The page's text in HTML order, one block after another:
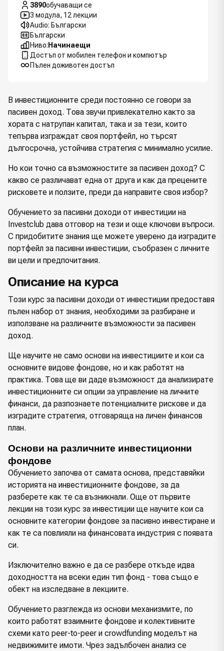
3890обучаващи се
3 модула, 12 лекции
Audio: Български
Български
Ниво: Начинаещи
Достъп от мобилен телефон и компютър
Пълен доживотен достъп
В инвестиционните среди постоянно се говори за
пасивен доход. Това звучи привлекателно както за
хората с натрупан капитал, така и за тези, които
тепърва изграждат своя портфейл, но търсят
дългосрочна, устойчива стратегия с минимално усилие.
Но кои точно са възможностите за пасивен доход? С
какво се различават една от друга и как да прецените
рисковете и ползите, преди да направите своя избор?
Обучението за пасивни доходи от инвестиции на
Investclub дава отговор на тези и още ключови въпроси.
С придобитите знания ще можете уверено да изградите
портфейл за пасивни инвестиции, съобразен с личните
ви цели и предпочитания.
Описание на курса
Този курс за пасивни доходи от инвестиции предоставя
пълен набор от знания, необходими за разбиране и
използване на различните възможности за пасивен
доход.
Ще научите не само основи на инвестициите и кои са
основните видове фондове, но и как работят на
практика. Това ще ви даде възможност да анализирате
инвестиционните си опции за управление на личните
финанси, да разпознаете потенциалните рискове и да
изградите стратегия, отговаряща на личен финансов
план.
Основи на различните инвестиционни
фондове
Обучението започва от самата основа, представяйки
историята на инвестиционните фондове, за да
разберете как те са възникнали. Още от първите
лекции на този курс за инвестиции ще научите кои са
основните категории фондове за пасивно инвестиране и
как те са повлияли на финансовата индустрия с появата
си.
Изключително важно е да се разбере откъде идва
доходността на всеки един тип фонд - това също е
обект на изследване в лекциите.
Обучението разглежда из основи механизмите, по
които работят взаимните фондове и колективните
схеми като peer-to-peer и crowdfunding моделът на
недвижимите имоти. Чрез задълбочен анализ се